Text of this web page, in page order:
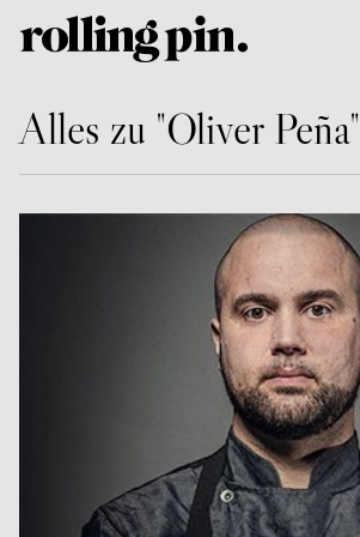
Alles zu "Oliver Peña"